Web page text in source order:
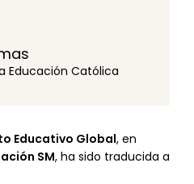
Educación Católica
Educativo Global, en
SM, ha sido traducida a